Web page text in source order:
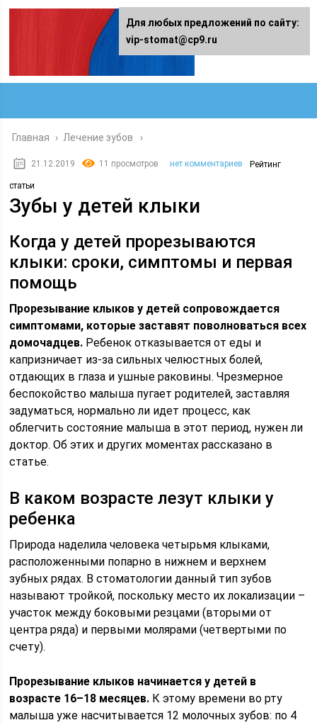
Главная › Лечение зубов
21.12.2019 11 просмотров нет комментариев Рейтинг
статьи
Зубы у детей клыки
Когда у детей прорезываются
клыки: сроки, симптомы и первая
помощь
Прорезывание клыков у детей сопровождается
симптомами, которые заставят поволноваться всех
домочадцев. Ребенок отказывается от еды и
капризничает из-за сильных челюстных болей,
отдающих в глаза и ушные раковины. Чрезмерное
беспокойство малыша пугает родителей, заставляя
задуматься, нормально ли идет процесс, как
облегчить состояние малыша в этот период, нужен ли
доктор. Об этих и других моментах рассказано в
статье.
В каком возрасте лезут клыки у
ребенка
Природа наделила человека четырьмя клыками,
расположенными попарно в нижнем и верхнем
зубных рядах. В стоматологии данный тип зубов
называют тройкой, поскольку место их локализации –
участок между боковыми резцами (вторыми от
центра ряда) и первыми молярами (четвертыми по
счету).
Прорезывание клыков начинается у детей в
возрасте 16–18 месяцев. К этому времени во рту
малыша уже насчитывается 12 молочных зубов: по 4
Для любых предложений по сайту:
vip-stomat@cp9.ru